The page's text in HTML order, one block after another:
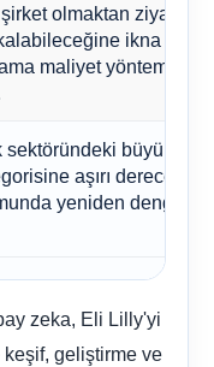
olmaktan ziyade,
ikna
maliyet yöntemine
sektöründeki büyüme
aşırı derecede
yeniden
zeka, Eli Lilly'yi
geliştirme ve